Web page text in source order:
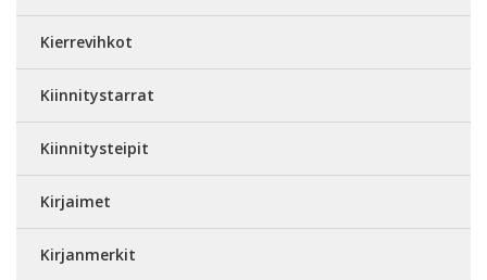
Kierrevihkot
Kiinnitystarrat
Kiinnitysteipit
Kirjaimet
Kirjanmerkit